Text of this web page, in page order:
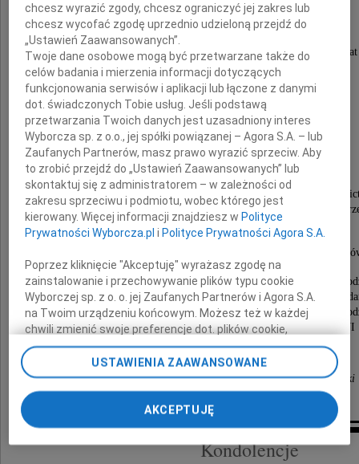
że 23 października 2025 roku zmarł przeżywszy
Czesław Koskowski
h. Dołęga. Inżynier, konstruktor w Instytucie
główny negocjator międzynarodowych kontraktów dla polskiego
samochodowego, przedsiębiorca.
Pilot szybowców, żeglarz, myśliwy.
Erudyta i poliglota, człowiek wielu pasji i
Msza Św. żałobna odbędzie się 3 listopada 2025 roku o
w kościele p.w. Matki Bożej Królowej Polski przy ul.
po czym nastąpi odprowadzenie Zmarłego do grobu
na Starych Powązkach - kondukt od Bramy VI
wyruszy o godzinie 14:30 do Kwatery 211.
Żona, Synowie z Rodzinami, Wnuki i Prawnuki
Kondolencje
chcesz wyrazić zgody, chcesz ograniczyć jej zakres lub
chcesz wycofać zgodę uprzednio udzieloną przejdź do
„Ustawień Zaawansowanych”.
Twoje dane osobowe mogą być przetwarzane także do
celów badania i mierzenia informacji dotyczących
funkcjonowania serwisów i aplikacji lub łączone z danymi
dot. świadczonych Tobie usług. Jeśli podstawą
przetwarzania Twoich danych jest uzasadniony interes
Wyborcza sp. z o.o., jej spółki powiązanej – Agora S.A. – lub
Zaufanych Partnerów, masz prawo wyrazić sprzeciw. Aby
to zrobić przejdź do „Ustawień Zaawansowanych” lub
skontaktuj się z administratorem – w zależności od
zakresu sprzeciwu i podmiotu, wobec którego jest
kierowany. Więcej informacji znajdziesz w Polityce
Prywatności Wyborcza.pl i Polityce Prywatności Agora S.A.
Poprzez kliknięcie "Akceptuję" wyrażasz zgodę na
zainstalowanie i przechowywanie plików typu cookie
Wyborczej sp. z o. o. jej Zaufanych Partnerów i Agora S.A.
na Twoim urządzeniu końcowym. Możesz też w każdej
chwili zmienić swoje preferencje dot. plików cookie,
ponownie wywołując narzędzie do zarządzania Twoimi
preferencjami dot. przetwarzania danych poprzez
odnośnik „Ustawienia prywatności” w stopce serwisu i
przechodząc do sekcji „Ustawienia zaawansowane”.
Zmiana ustawień plików cookie możliwa jest także za
pomocą ustawień przeglądarki.
My, nasi Zaufani Partnerzy i Agora S.A. możemy
USTAWIENIA ZAAWANSOWANE
AKCEPTUJĘ